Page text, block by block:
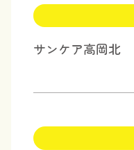
サンケア高岡北